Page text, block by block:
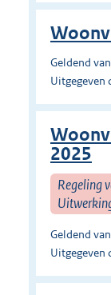
Geldend
Uitgegeven
2025
Regeling
Geldend
Uitgegeven